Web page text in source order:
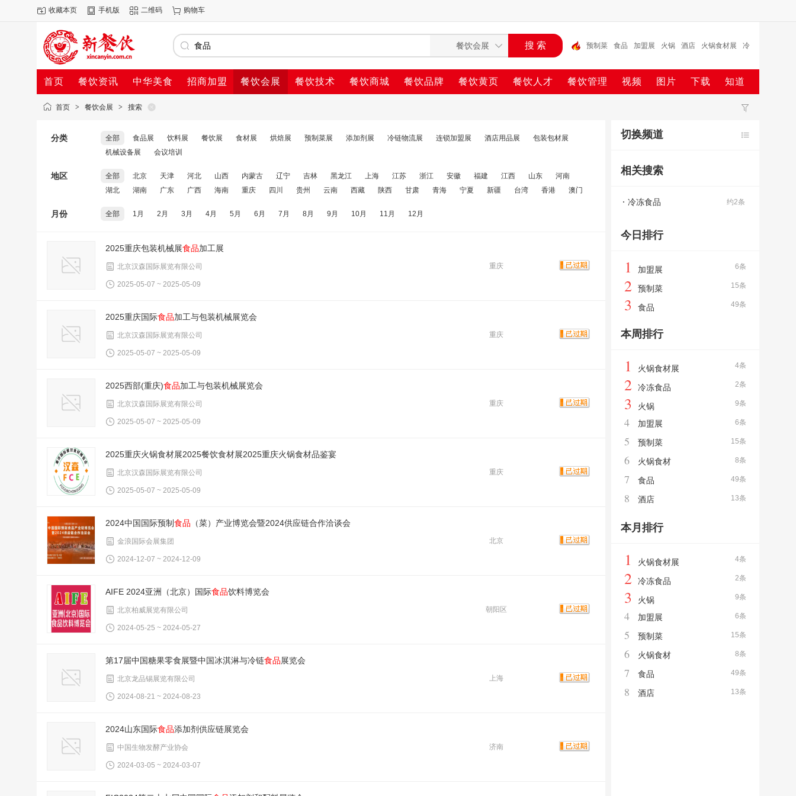
收藏本页 手机版 二维码 购物车
预制菜 食品 加盟展 火锅 酒店 火锅食材展 冷
冻食品 火锅食材
首页 餐饮资讯 中华美食 招商加盟 餐饮会展 餐饮技术 餐饮商城 餐饮品牌 餐饮黄页 餐饮人才 餐饮管理 视频 图片 下载 知道
首页 > 餐饮会展 > 搜索
分类 全部 食品展 饮料展 餐饮展 食材展 烘焙展 预制菜展 添加剂展 冷链物流展 连锁加盟展 酒店用品展
包装包材展
机械设备展
会议培训
地区 全部 北京 天津 河北 山西 内蒙古 辽宁 吉林 黑龙江 上海 江苏 浙江 安徽 福建 江西 山东
河南
湖北
湖南 广东 广西 海南 重庆 四川 贵州 云南 西藏 陕西 甘肃 青海 宁夏 新疆 台湾 香港 澳门
月份 全部 1月 2月 3月 4月 5月 6月 7月 8月 9月 10月 11月 12月
2025重庆包装机械展食品加工展
北京汉森国际展览有限公司
2025-05-07 ~ 2025-05-09
重庆
2025重庆国际食品加工与包装机械展览会
北京汉森国际展览有限公司
2025-05-07 ~ 2025-05-09
重庆
2025西部(重庆)食品加工与包装机械展览会
北京汉森国际展览有限公司
2025-05-07 ~ 2025-05-09
重庆
2025重庆火锅食材展2025餐饮食材展2025重庆火锅食材品鉴宴
北京汉森国际展览有限公司
2025-05-07 ~ 2025-05-09
重庆
2024中国国际预制食品 （菜）产业博览会暨2024供应链合作洽谈会
金浪国际会展集团
2024-12-07 ~ 2024-12-09
北京
AIFE 2024亚洲（北京）国际食品饮料博览会
北京柏威展览有限公司
2024-05-25 ~ 2024-05-27
朝阳区
第17届中国糖果零食展暨中国冰淇淋与冷链食品展览会
北京龙品锡展览有限公司
2024-08-21 ~ 2024-08-23
上海
2024山东国际食品添加剂供应链展览会
中国生物发酵产业协会
2024-03-05 ~ 2024-03-07
济南
切换频道
相关搜索
约2条
冷冻食品
今日排行
6条
1 加盟展
15条
2 预制菜
49条
3 食品
本周排行
4条
1 火锅食材展
2条
2 冷冻食品
9条
3 火锅
6条
4 加盟展
15条
5 预制菜
8条
6 火锅食材
49条
7 食品
13条
8 酒店
本月排行
4条
1 火锅食材展
2条
2 冷冻食品
9条
3 火锅
6条
4 加盟展
15条
5 预制菜
8条
6 火锅食材
49条
7 食品
13条
8 酒店